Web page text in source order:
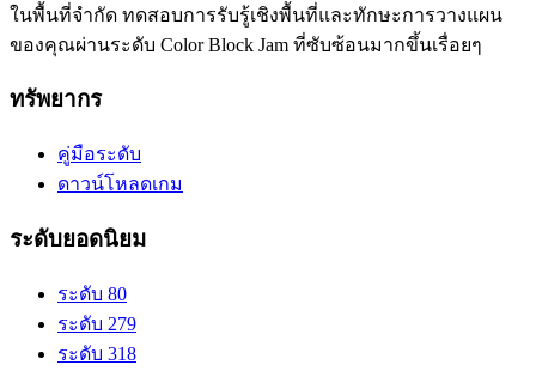
ในพื้นที่จำกัด ทดสอบการรับรู้เชิงพื้นที่และทักษะการวางแผน
ของคุณผ่านระดับ Color Block Jam ที่ซับซ้อนมากขึ้นเรื่อยๆ
ทรัพยากร
คู่มือระดับ
ดาวน์โหลดเกม
ระดับยอดนิยม
ระดับ 80
ระดับ 279
ระดับ 318